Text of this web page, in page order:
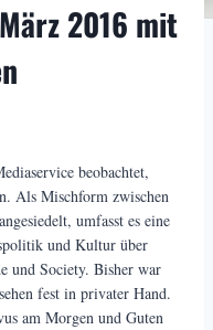
2016 mit
beobachtet,
Als Mischform zwischen
umfasst es eine
und Kultur über
und Society. Bisher war
fest in privater Hand.
am Morgen und Guten